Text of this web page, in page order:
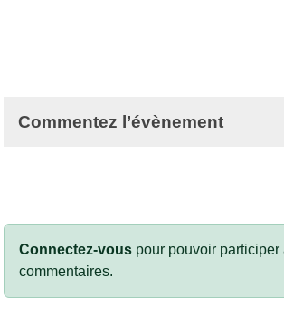
Commentez l’évènement
Connectez-vous pour pouvoir participer
commentaires.